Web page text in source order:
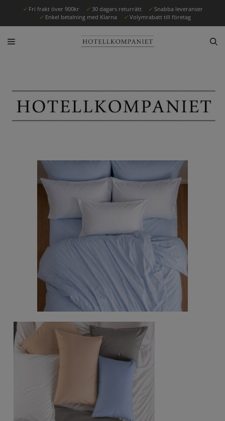
✓ Fri frakt över 900kr ✓ 30 dagars returrätt ✓ Snabba leveranser
✓ Enkel betalning med Klarna ✓ Volymrabatt till företag